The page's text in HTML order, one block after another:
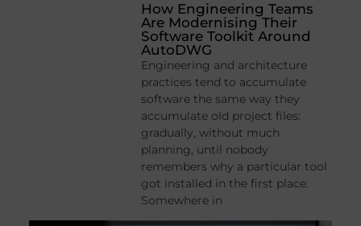
How Engineering Teams
Are Modernising Their
Software Toolkit Around
AutoDWG
Engineering and architecture
practices tend to accumulate
software the same way they
accumulate old project files:
gradually, without much
planning, until nobody
remembers why a particular tool
got installed in the first place.
Somewhere in